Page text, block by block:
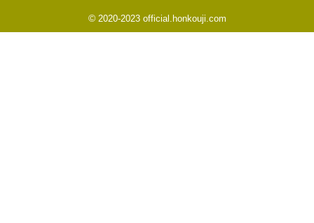
©2020-2023 official.honkouji.com